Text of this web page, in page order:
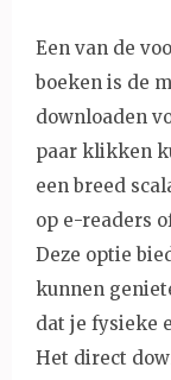
Een van de
boeken is de
downloaden
paar klikken
een breed
op e-readers
Deze optie
kunnen
dat je fysieke
Het direct